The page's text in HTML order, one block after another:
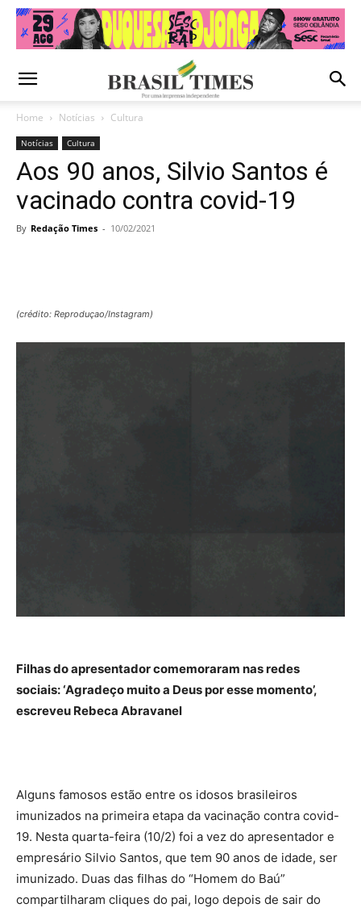
Home Notícias Cultura
Notícias Cultura
Aos 90 anos, Silvio Santos é
vacinado contra covid-19
By Redação Times - 10/02/2021
(crédito: Reproduçao/Instagram)
Filhas do apresentador comemoraram nas redes
sociais: ‘Agradeço muito a Deus por esse momento’,
escreveu Rebeca Abravanel
Alguns famosos estão entre os idosos brasileiros
imunizados na primeira etapa da vacinação contra covid-
19. Nesta quarta-feira (10/2) foi a vez do apresentador e
empresário Silvio Santos, que tem 90 anos de idade, ser
imunizado. Duas das filhas do “Homem do Baú”
compartilharam cliques do pai, logo depois de sair do